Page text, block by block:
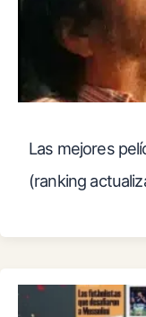
Las mejores
(ranking